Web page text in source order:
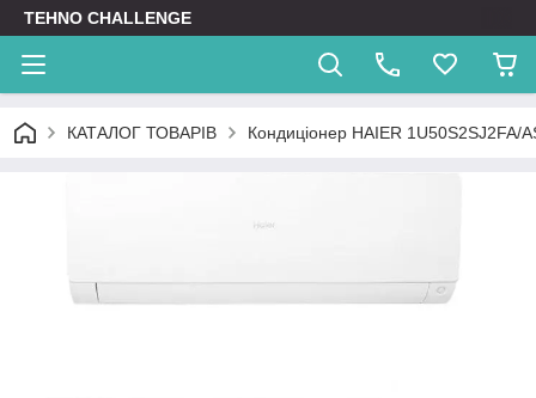
TEHNO CHALLENGE
КАТАЛОГ ТОВАРІВ Кондиціонер HAIER 1U50S2SJ2FA/